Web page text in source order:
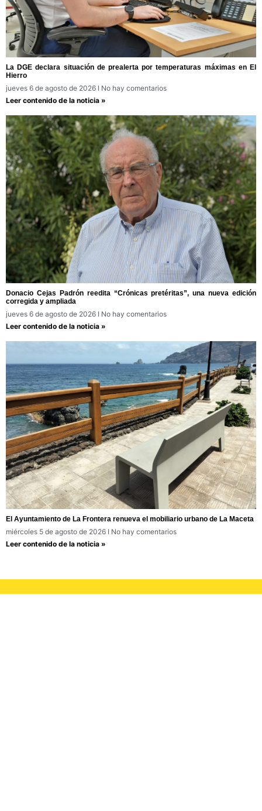
La DGE declara situación de prealerta por temperaturas máximas en El
Hierro
jueves 6 de agosto de 2026
No hay comentarios
Leer contenido de la noticia »
Donacio Cejas Padrón reedita “Crónicas pretéritas”, una nueva edición
corregida y ampliada
jueves 6 de agosto de 2026
No hay comentarios
Leer contenido de la noticia »
El Ayuntamiento de La Frontera renueva el mobiliario urbano de La Maceta
miércoles 5 de agosto de 2026
No hay comentarios
Leer contenido de la noticia »